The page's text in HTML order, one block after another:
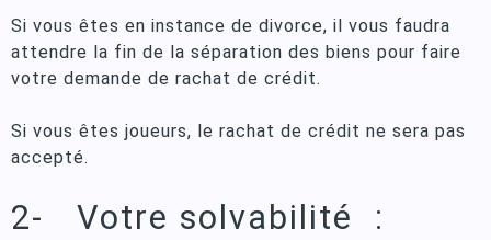
Si vous êtes en instance de divorce, il vous faudra
attendre la fin de la séparation des biens pour faire
votre demande de rachat de crédit.
Si vous êtes joueurs, le rachat de crédit ne sera pas
accepté.
2- Votre solvabilité :